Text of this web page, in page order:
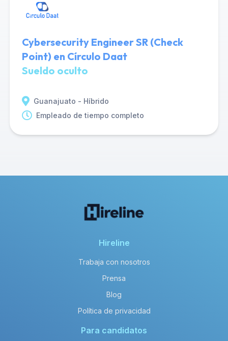
Cybersecurity Engineer SR (Check
Point) en Círculo Daat
Sueldo oculto
Guanajuato - Híbrido
Empleado de tiempo completo
Hireline
Trabaja con nosotros
Prensa
Blog
Política de privacidad
Para candidatos